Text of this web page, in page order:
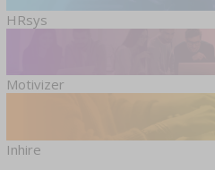
HRsys
Motivizer
Inhire